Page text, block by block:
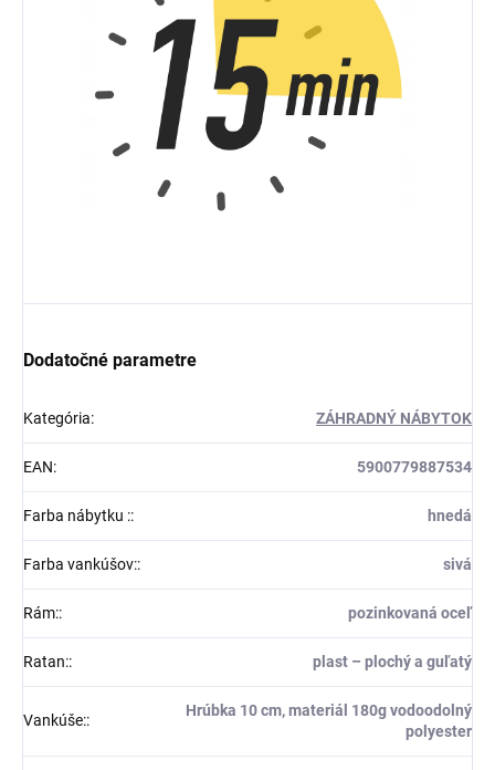
Dodatočné parametre
Kategória: ZÁHRADNÝ NÁBYTOK
EAN: 5900779887534
Farba nábytku :: hnedá
Farba vankúšov:: sivá
Rám:: pozinkovaná oceľ
Ratan:: plast – plochý a guľatý
Vankúše::
Hrúbka 10 cm, materiál 180g vodoodolný
polyester